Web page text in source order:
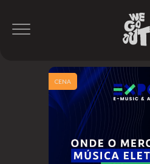
CENA